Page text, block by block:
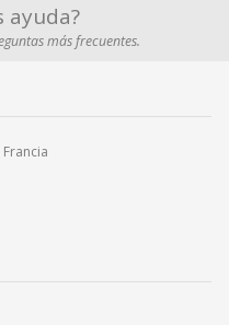
ayuda?
más frecuentes.
Francia